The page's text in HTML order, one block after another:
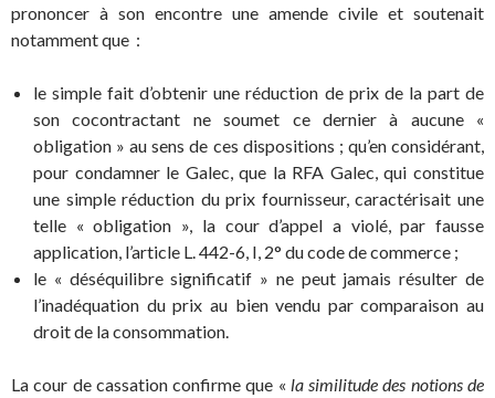
prononcer à son encontre une amende civile et soutenait
notamment que :
le simple fait d’obtenir une réduction de prix de la part de
son cocontractant ne soumet ce dernier à aucune «
obligation » au sens de ces dispositions ; qu’en considérant,
pour condamner le Galec, que la RFA Galec, qui constitue
une simple réduction du prix fournisseur, caractérisait une
telle « obligation », la cour d’appel a violé, par fausse
application, l’article L. 442-6, I, 2° du code de commerce ;
le « déséquilibre significatif » ne peut jamais résulter de
l’inadéquation du prix au bien vendu par comparaison au
droit de la consommation.
La cour de cassation confirme que « la similitude des notions de